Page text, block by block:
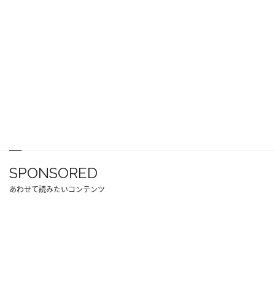
SPONSORED
あわせて読みたいコンテンツ